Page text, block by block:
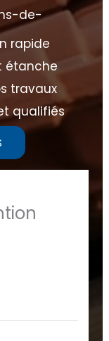
de-
rapide
étanche
travaux
qualifiés